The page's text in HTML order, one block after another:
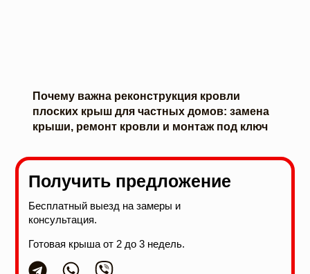
Почему важна реконструкция кровли
плоских крыш для частных домов: замена
крыши, ремонт кровли и монтаж под ключ
Получить предложение
Бесплатный выезд на замеры и
консультация.
Готовая крыша от 2 до 3 недель.